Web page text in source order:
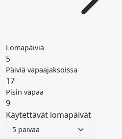
Lomapäiviä
5
Päiviä vapaajaksoissa
17
Pisin vapaa
9
Käytettävät lomapäivät